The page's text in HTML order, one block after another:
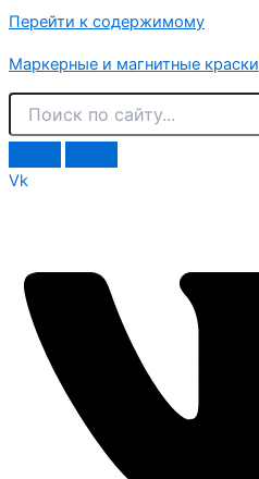
Перейти к содержимому
Маркерные и магнитные краски
Vk